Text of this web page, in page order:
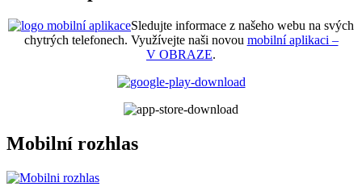
Sledujte informace z našeho webu na svých
chytrých telefonech. Využívejte naši novou mobilní aplikaci –
V OBRAZE.
Mobilní rozhlas